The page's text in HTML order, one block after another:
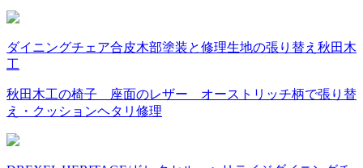
ダイニングチェア合皮木部塗装と修理生地の張り替え 秋田木
工
秋田木工の椅子 座面のレザー オーストリッチ柄で張り替
え・クッションヘタリ修理